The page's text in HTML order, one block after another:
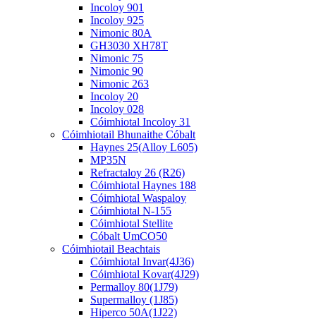
Incoloy 901
Incoloy 925
Nimonic 80A
GH3030 XH78T
Nimonic 75
Nimonic 90
Nimonic 263
Incoloy 20
Incoloy 028
Cóimhiotal Incoloy 31
Cóimhiotail Bhunaithe Cóbalt
Haynes 25(Alloy L605)
MP35N
Refractaloy 26 (R26)
Cóimhiotal Haynes 188
Cóimhiotal Waspaloy
Cóimhiotal N-155
Cóimhiotal Stellite
Cóbalt UmCO50
Cóimhiotail Beachtais
Cóimhiotal Invar(4J36)
Cóimhiotal Kovar(4J29)
Permalloy 80(1J79)
Supermalloy (1J85)
Hiperco 50A(1J22)